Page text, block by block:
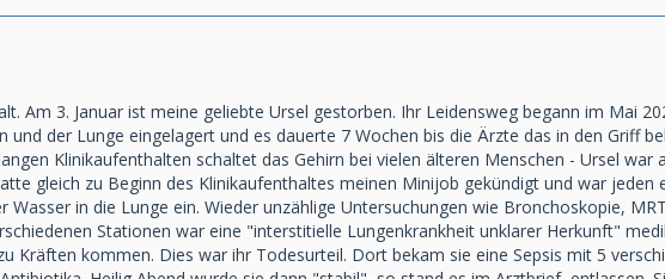
Am 3. Januar ist meine geliebte Ursel gestorben. Ihr Leidensweg begann im Mai
und der Lunge eingelagert und es dauerte 7 Wochen bis die Ärzte das in den Griff
Klinikaufenthalten schaltet das Gehirn bei vielen älteren Menschen - Ursel war
gleich zu Beginn des Klinikaufenthaltes meinen Minijob gekündigt und war jeden
Wasser in die Lunge ein. Wieder unzählige Untersuchungen wie Bronchoskopie,
Stationen war eine "interstitielle Lungenkrankheit unklarer Herkunft"
Kräften kommen. Dies war ihr Todesurteil. Dort bekam sie eine Sepsis mit 5